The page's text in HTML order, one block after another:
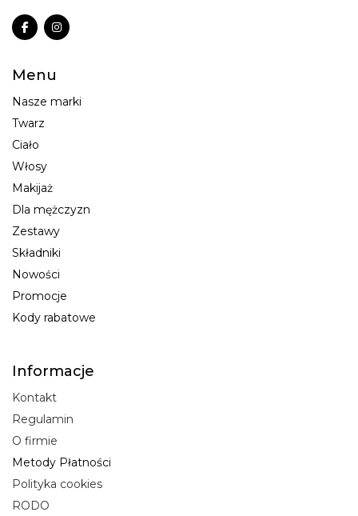
Menu
Nasze marki
Twarz
Ciało
Włosy
Makijaż
Dla mężczyzn
Zestawy
Składniki
Nowości
Promocje
Kody rabatowe
Informacje
Kontakt
Regulamin
O firmie
Metody Płatności
Polityka cookies
RODO